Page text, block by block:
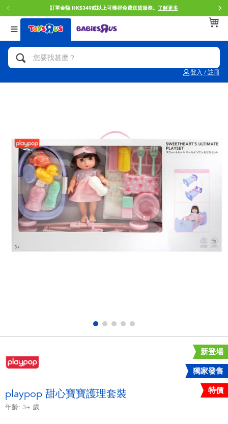
訂單金額 HK$349或以上可獲得免費送貨服務。 了解更多
登入 / 註冊
返回
分類目錄
人氣英雄,角色扮演,射擊玩具
玩具車,貨車,火車及遙控系列
手工藝,文具,蠟筆,泥膠,畫板
娃娃, 芭比,收藏公仔
電子玩具
毛毛公仔玩具
返回
品牌
Brunch Brother 早午餐兄弟
Mini Brands
Play-Doh培樂多
Pokemon寶可夢
playpop
返回
年齢
0~2歳
8~11歳
12~14歳
14歳以上
新登場
獨家發售
特價
playpop 甜心寶寶護理套裝
年齡: 3+ 歲